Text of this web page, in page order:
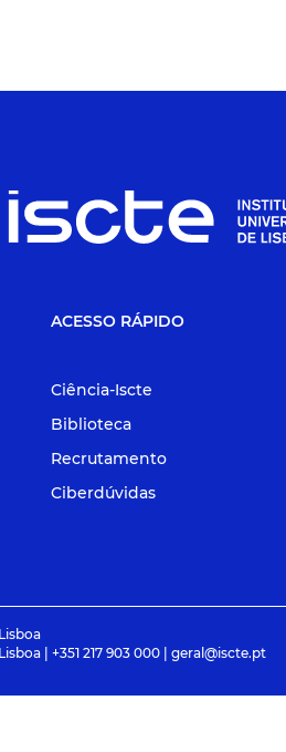
ACESSO RÁPIDO
Ciência-Iscte
Biblioteca
Recrutamento
Ciberdúvidas
| +351 217 903 000 | geral@iscte.pt